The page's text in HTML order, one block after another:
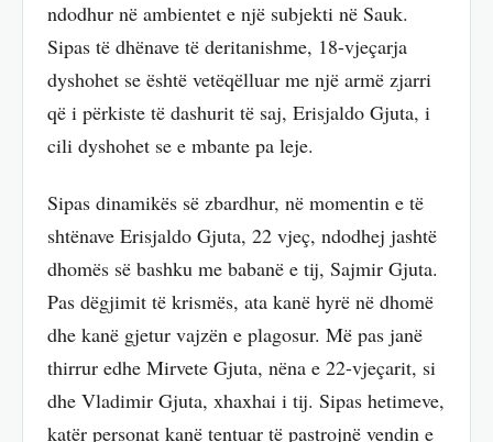
ndodhur në ambientet e një subjekti në Sauk.
Sipas të dhënave të deritanishme, 18-vjeçarja
dyshohet se është vetëqëlluar me një armë zjarri
që i përkiste të dashurit të saj, Erisjaldo Gjuta, i
cili dyshohet se e mbante pa leje.
Sipas dinamikës së zbardhur, në momentin e të
shtënave Erisjaldo Gjuta, 22 vjeç, ndodhej jashtë
dhomës së bashku me babanë e tij, Sajmir Gjuta.
Pas dëgjimit të krismës, ata kanë hyrë në dhomë
dhe kanë gjetur vajzën e plagosur. Më pas janë
thirrur edhe Mirvete Gjuta, nëna e 22-vjeçarit, si
dhe Vladimir Gjuta, xhaxhai i tij. Sipas hetimeve,
katër personat kanë tentuar të pastrojnë vendin e